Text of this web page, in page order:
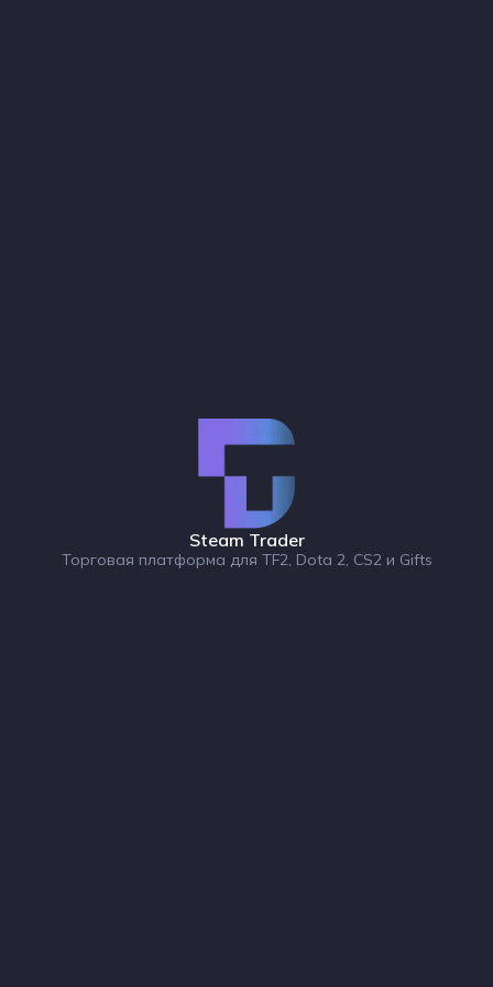
Steam Trader
Торговая платформа для TF2, Dota 2, CS2 и Gifts